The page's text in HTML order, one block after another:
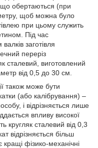
що обертаються (при
щоб можна було
при цьому служить
Під час
заготівля
переріз
сталевий, виготовлений
від 0,5 до 30 см.
також може бути
(або калібрування) –
і відрізняється лише
впливу високої
кругляк сталевий від 0,3
відрізняється більш
фізико-механічні